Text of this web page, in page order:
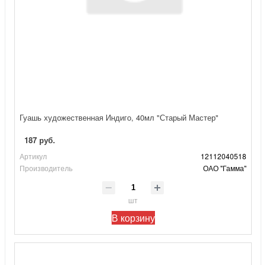
Гуашь художественная Индиго, 40мл "Старый Мастер"
187 руб.
Артикул
12112040518
Производитель
ОАО "Гамма"
шт
В корзину